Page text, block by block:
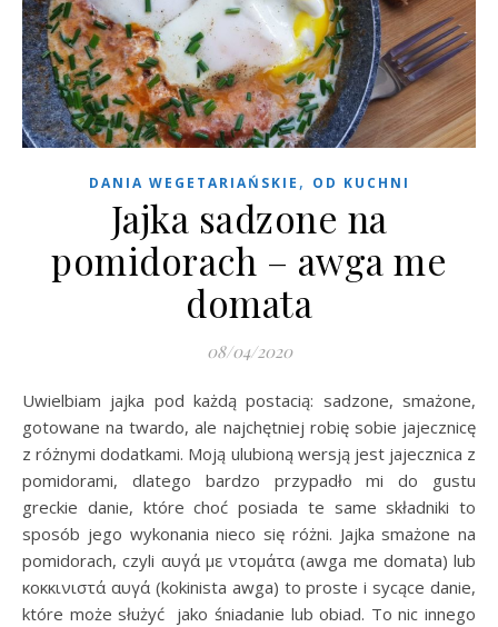
DANIA WEGETARIAŃSKIE , OD KUCHNI
Jajka sadzone na
pomidorach – awga me
domata
08/04/2020
Uwielbiam jajka pod każdą postacią: sadzone, smażone,
gotowane na twardo, ale najchętniej robię sobie jajecznicę
z różnymi dodatkami. Moją ulubioną wersją jest jajecznica z
pomidorami, dlatego bardzo przypadło mi do gustu
greckie danie, które choć posiada te same składniki to
sposób jego wykonania nieco się różni. Jajka smażone na
pomidorach, czyli αυγά με ντομάτα (awga me domata) lub
κοκκινιστά αυγά (kokinista awga) to proste i sycące danie,
które może służyć jako śniadanie lub obiad. To nic innego